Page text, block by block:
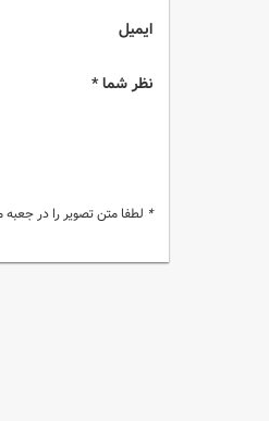
ایمیل
نظر شما *
* لطفا متن تصویر را در جعبه